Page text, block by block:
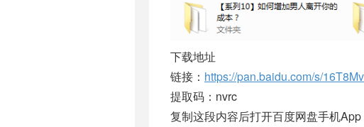
下载地址
链接： https://pan.baidu.com/s/
提取码：nvrc
复制这段内容后打开百度网盘手机